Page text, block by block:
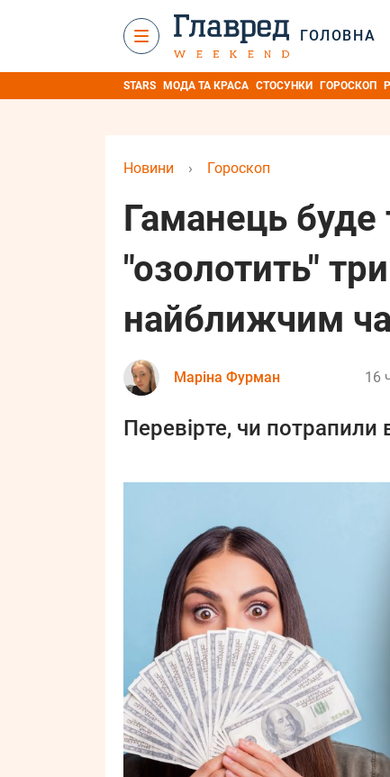
ГОЛОВНА
STARS МОДА ТА КРАСА СТОСУНКИ ГОРОСКОП
Новини › Гороскоп
Гаманець буде
"озолотить"
найближчим
Маріна Фурман 16
Перевірте, чи